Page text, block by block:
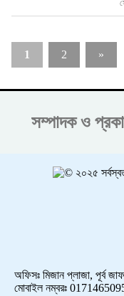
1 2 »
সম্পাদক ও
অফিসঃ মিজান প্লাজা, পূর্ব
মোবাইল নম্বরঃ